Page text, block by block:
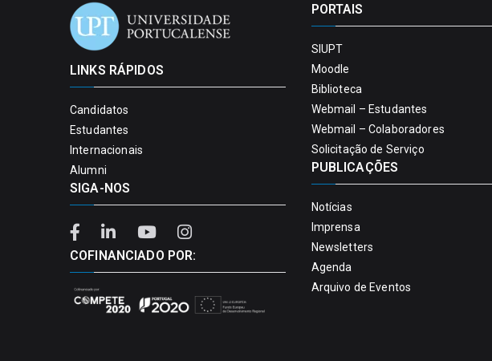
LINKS RÁPIDOS
Candidatos
Estudantes
Internacionais
Alumni
SIGA-NOS
COFINANCIADO POR:
PORTAIS
SIUPT
Moodle
Biblioteca
Webmail – Estudantes
Webmail – Colaboradores
Solicitação de Serviço
PUBLICAÇÕES
Notícias
Imprensa
Newsletters
Agenda
Arquivo de Eventos